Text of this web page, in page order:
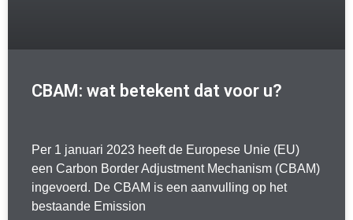
CBAM: wat betekent dat voor u?
Per 1 januari 2023 heeft de Europese Unie (EU)
een Carbon Border Adjustment Mechanism (CBAM)
ingevoerd. De CBAM is een aanvulling op het
bestaande Emission